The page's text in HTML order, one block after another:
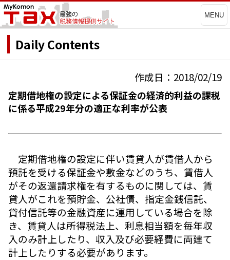
MENU
Daily Contents
作成日：2018/02/19
定期借地権の設定による保証金の経済的利益の課税
に係る平成29年分の適正な利率が公表
定期借地権の設定に伴い賃貸人が賃借人から
預託を受ける保証金や敷金などのうち、賃借人
がその返還請求権を有するものに関しては、賃
貸人がこれを預貯金、公社債、指定金銭信託、
貸付信託等の金融資産に運用している場合を除
き、賃貸人は所得税法上、利息相当額を毎年収
入のみ計上したり、収入及び必要経費に両建て
計上したりする必要があります。